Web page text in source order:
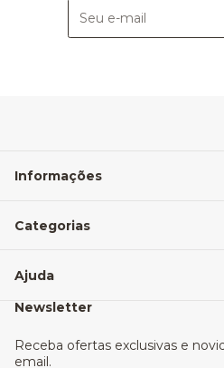
Informações
Categorias
Ajuda
Newsletter
Receba ofertas exclusivas e
email.